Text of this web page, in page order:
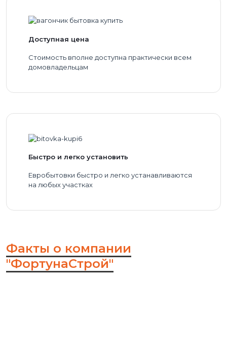
Доступная цена
Стоимость вполне доступна практически всем
домовладельцам
Быстро и легко установить
Евробытовки быстро и легко устанавливаются
на любых участках
Факты о компании
"ФортунаСтрой"